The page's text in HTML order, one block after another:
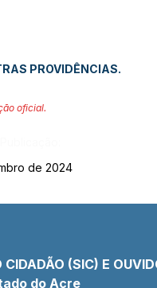
PROVIDÊNCIAS.
oficial.
de 2024
(SIC) E
do Acre